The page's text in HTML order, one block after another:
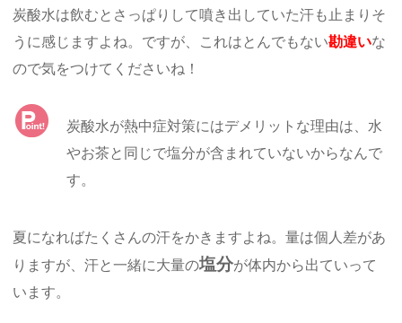
炭酸水は飲むとさっぱりして噴き出していた汗も止まりそ
うに感じますよね。ですが、これはとんでもない勘違いな
ので気をつけてくださいね！
炭酸水が熱中症対策にはデメリットな理由は、水
やお茶と同じで塩分が含まれていないからなんで
す。
夏になればたくさんの汗をかきますよね。量は個人差があ
りますが、汗と一緒に大量の塩分が体内から出ていって
います。